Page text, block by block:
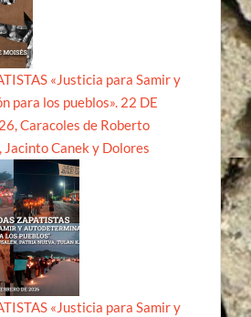
«Justicia para Samir y
para los pueblos». 22 DE
Caracoles de Roberto
Jacinto Canek y Dolores
«Justicia para Samir y